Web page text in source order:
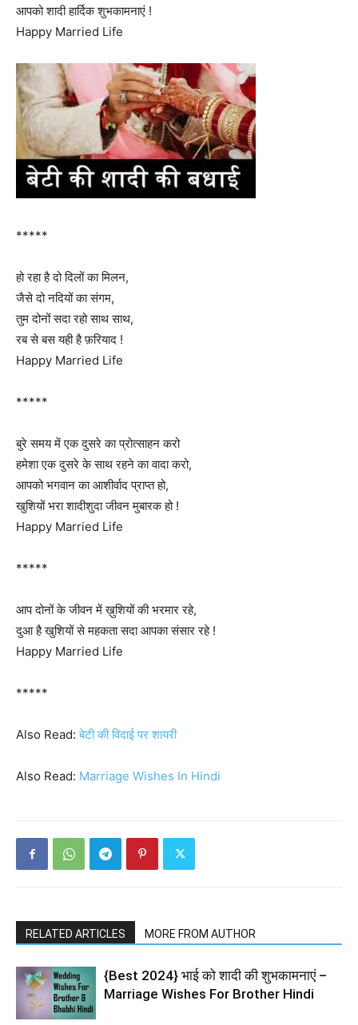
आपको शादी हार्दिक शुभकामनाएं !
Happy Married Life
*****
हो रहा है दो दिलों का मिलन,
जैसे दो नदियों का संगम,
तुम दोनों सदा रहो साथ साथ,
रब से बस यही है फ़रियाद !
Happy Married Life
*****
बुरे समय में एक दुसरे का प्रोत्साहन करो
हमेशा एक दुसरे के साथ रहने का वादा करो,
आपको भगवान का आशीर्वाद प्राप्त हो,
खुशियों भरा शादीशुदा जीवन मुबारक हो !
Happy Married Life
*****
आप दोनों के जीवन में ख़ुशियों की भरमार रहे,
दुआ है खुशियों से महकता सदा आपका संसार रहे !
Happy Married Life
*****
Also Read:बेटी की विदाई पर शायरी
Also Read: Marriage Wishes In Hindi
RELATED ARTICLES MORE FROM AUTHOR
{Best 2024} भाई को शादी की शुभकामनाएं –
Marriage Wishes For Brother Hindi